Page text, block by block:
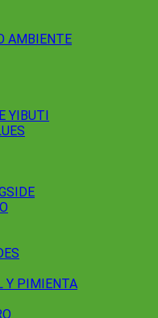
AMBIENTE
YIBUTI
Y PIMIENTA